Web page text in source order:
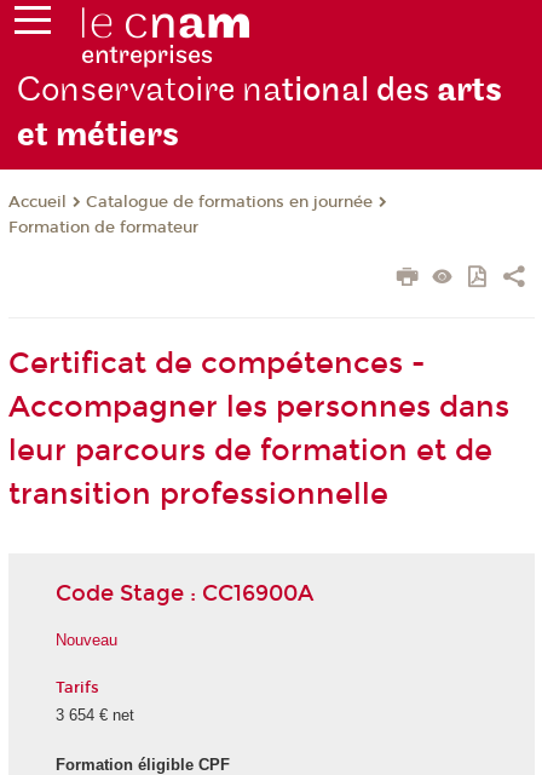
Conservatoire national des arts
et métiers
Accueil
Catalogue de formations en journée
Formation de formateur
Certificat de compétences -
Accompagner les personnes dans
leur parcours de formation et de
transition professionnelle
Code Stage : CC16900A
Nouveau
Tarifs
3 654 € net
Formation éligible CPF